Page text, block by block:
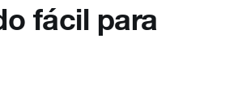
fácil para